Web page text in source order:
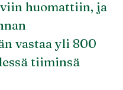
huomattiin, ja
vastaa yli 800
tiiminsä